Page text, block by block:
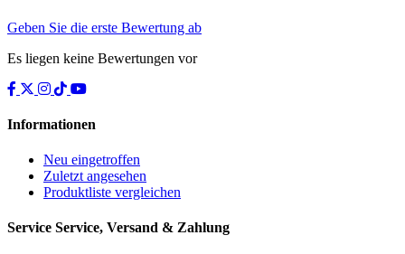
Geben Sie die erste Bewertung ab
Es liegen keine Bewertungen vor
Informationen
Neu eingetroffen
Zuletzt angesehen
Produktliste vergleichen
Service Service, Versand & Zahlung